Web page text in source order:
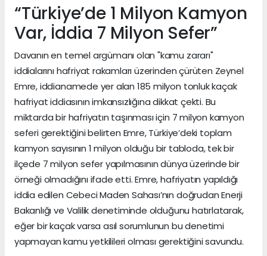
“Türkiye’de 1 Milyon Kamyon
Var, İddia 7 Milyon Sefer”
Davanın en temel argümanı olan "kamu zararı"
iddialarını hafriyat rakamları üzerinden çürüten Zeynel
Emre, iddianamede yer alan 185 milyon tonluk kaçak
hafriyat iddiasının imkansızlığına dikkat çekti. Bu
miktarda bir hafriyatın taşınması için 7 milyon kamyon
seferi gerektiğini belirten Emre, Türkiye’deki toplam
kamyon sayısının 1 milyon olduğu bir tabloda, tek bir
ilçede 7 milyon sefer yapılmasının dünya üzerinde bir
örneği olmadığını ifade etti. Emre, hafriyatın yapıldığı
iddia edilen Cebeci Maden Sahası’nın doğrudan Enerji
Bakanlığı ve Valilik denetiminde olduğunu hatırlatarak,
eğer bir kaçak varsa asıl sorumlunun bu denetimi
yapmayan kamu yetkilileri olması gerektiğini savundu.